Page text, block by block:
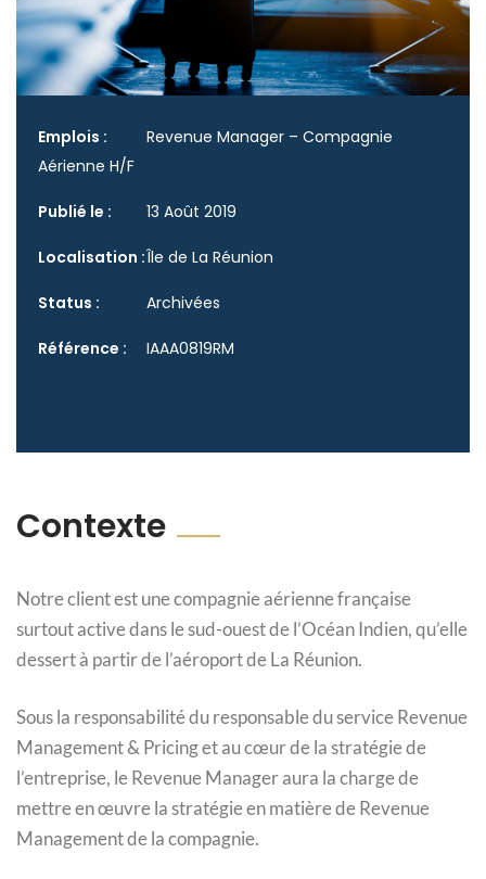
Emplois :
Revenue Manager – Compagnie
Aérienne H/F
Publié le : 13 Août 2019
Localisation :Île de La Réunion
Status : Archivées
Référence : IAAA0819RM
Contexte
Notre client est une compagnie aérienne française
surtout active dans le sud-ouest de l’Océan Indien, qu’elle
dessert à partir de l’aéroport de La Réunion.
Sous la responsabilité du responsable du service Revenue
Management & Pricing et au cœur de la stratégie de
l’entreprise, le Revenue Manager aura la charge de
mettre en œuvre la stratégie en matière de Revenue
Management de la compagnie.